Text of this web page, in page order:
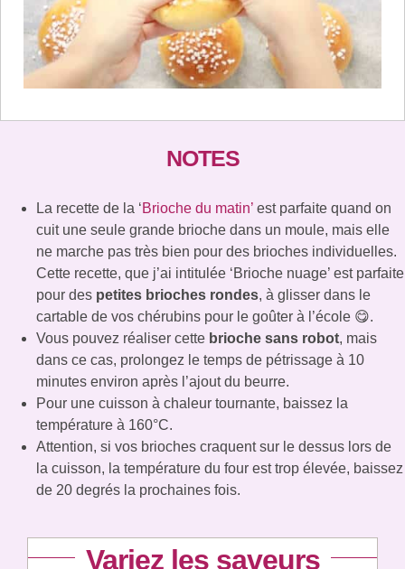
NOTES
La recette de la ‘Brioche du matin’ est parfaite quand on
cuit une seule grande brioche dans un moule, mais elle
ne marche pas très bien pour des brioches individuelles.
Cette recette, que j’ai intitulée ‘Brioche nuage’ est parfaite
pour des petites brioches rondes, à glisser dans le
cartable de vos chérubins pour le goûter à l’école 😋.
Vous pouvez réaliser cette brioche sans robot, mais
dans ce cas, prolongez le temps de pétrissage à 10
minutes environ après l’ajout du beurre.
Pour une cuisson à chaleur tournante, baissez la
température à 160°C.
Attention, si vos brioches craquent sur le dessus lors de
la cuisson, la température du four est trop élevée, baissez
de 20 degrés la prochaines fois.
Variez les saveurs